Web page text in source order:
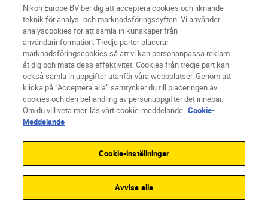
SV Nikon Sites
Kontakta oss
Policydokument om personuppgiftsbehandling
Användningsvillkor
Användarvillkor för Nikon Store
Cookie-meddelande
Tillgänglighet
Cookieinställningar
© 2026 Nikon
Nikon Europe BV ber dig att acceptera cookies och liknande
teknik för analys- och marknadsföringssyften. Vi använder
analyscookies för att samla in kunskaper från
användarinformation. Tredje parter placerar
marknadsföringscookies så att vi kan personanpassa reklam
åt dig och mäta dess effektivitet. Cookies från tredje part kan
också samla in uppgifter utanför våra webbplatser. Genom att
klicka på ”Acceptera alla” samtycker du till placeringen av
cookies och den behandling av personuppgifter det innebär.
Om du vill veta mer, läs vårt cookie-meddelande. Cookie-
Meddelande
Cookie-inställningar
Avvisa alla